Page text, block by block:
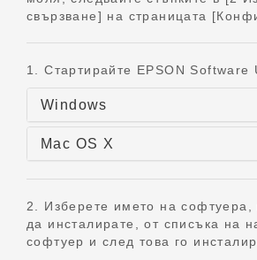
свързване] на страницата
1. Стартирайте EPSON Software
Windows
Mac OS X
2. Изберете името на софтуера,
да инсталирате, от списъка на
софтуер и след това го